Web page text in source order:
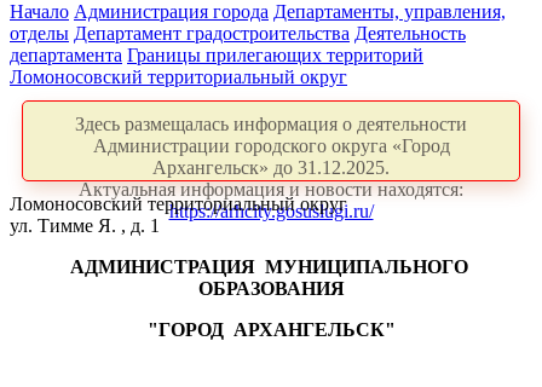
Начало Администрация города Департаменты, управления,
отделы Департамент градостроительства Деятельность
департамента Границы прилегающих территорий
Ломоносовский территориальный округ
Здесь размещалась информация о деятельности
Администрации городского округа «Город
Архангельск» до 31.12.2025.
Актуальная информация и новости находятся:
https://arhcity.gosuslugi.ru/
Ломоносовский территориальный округ
ул. Тимме Я. , д. 1
АДМИНИСТРАЦИЯ МУНИЦИПАЛЬНОГО
ОБРАЗОВАНИЯ
"ГОРОД АРХАНГЕЛЬСК"